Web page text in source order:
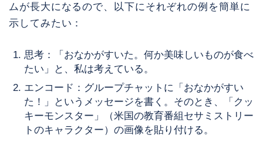
ムが長大になるので、以下にそれぞれの例を簡単に
示してみたい：
思考：「おなかがすいた。何か美味しいものが食べ
たい」と、私は考えている。
エンコード：グループチャットに「おなかがすい
た！」というメッセージを書く。そのとき、「クッ
キーモンスター」（米国の教育番組セサミストリー
トのキャラクター）の画像を貼り付ける。